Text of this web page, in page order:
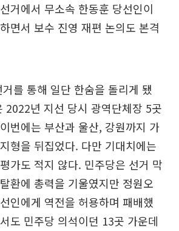
거에서 무소속 한동훈 당선인이
면서 보수 진영 재편 논의도 본격
를 통해 일단 한숨을 돌리게 됐
2022년 지선 당시 광역단체장 5곳
번에는 부산과 울산, 강원까지 가
형을 뒤집었다. 다만 기대치에는
가도 적지 않다. 민주당은 선거 막
환에 총력을 기울였지만 정원오
인에게 역전을 허용하며 패배했
도 민주당 의석이던 13곳 가운데